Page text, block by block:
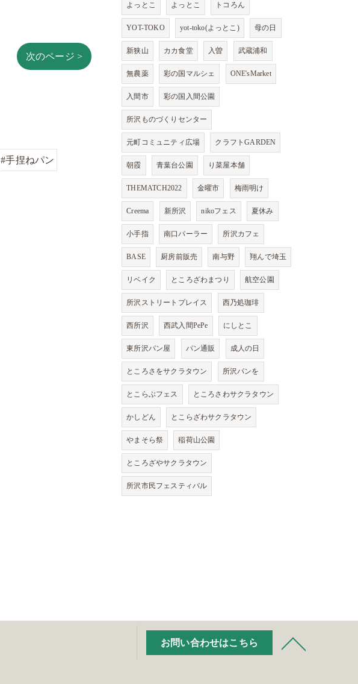
次のページ >
#手捏ねパン
よっとこ よっとこ トコろん
YOT-TOKO yot-toko(よっとこ) 母の日
新狭山 カカ食堂 入曽 武蔵浦和
無農薬 彩の国マルシェ ONE'sMarket
入間市 彩の国入間公園
所沢ものづくりセンター
元町コミュニティ広場 クラフトGARDEN
朝霞 青葉台公園 り菜屋本舗
THEMATCH2022 金曜市 梅雨明け
Creema 新所沢 nikoフェス 夏休み
小手指 南口パーラー 所沢カフェ
BASE 厨房前販売 南与野 翔んで埼玉
リベイク ところざわまつり 航空公園
所沢ストリートプレイス 西乃処珈琲
西所沢 西武入間PePe にしとこ
東所沢パン屋 パン通販 成人の日
ところさをサクラタウン 所沢パンを
とこらぶフェス ところさわサクラタウン
かしどん とこらざわサクラタウン
やまそら祭 稲荷山公園
ところざやサクラタウン
所沢市民フェスティバル
お問い合わせはこちら